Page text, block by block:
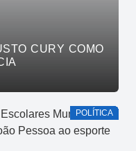
CURY COMO
POLÍTICA